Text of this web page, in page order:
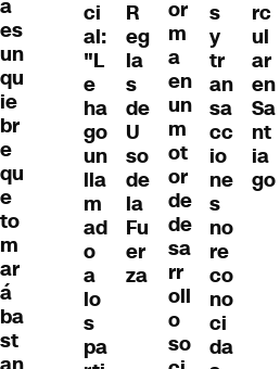
a
es
un
qu
ie
br
e
qu
e
to
m
ar
á
ba
st
ci
al:
"L
e
ha
go
un
lla
m
ad
o
a
lo
s
pa
R
eg
la
s
de
U
so
de
la
Fu
er
za
or
m
a
en
un
m
ot
or
de
de
sa
rr
oll
o
so
s
y
tr
an
sa
cc
io
ne
s
no
re
co
no
ci
da
rc
ul
ar
en
Sa
nt
ia
go